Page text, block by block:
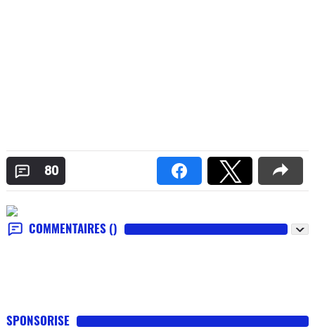
80
COMMENTAIRES ()
SPONSORISE